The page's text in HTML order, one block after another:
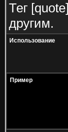
Тег
другим.
Использование
Пример